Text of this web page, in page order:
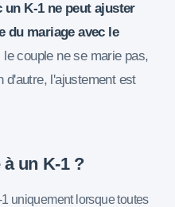
un K-1 ne peut ajuster
du mariage avec le
le couple ne se marie pas,
d'autre, l'ajustement est
un K-1 ?
uniquement lorsque toutes